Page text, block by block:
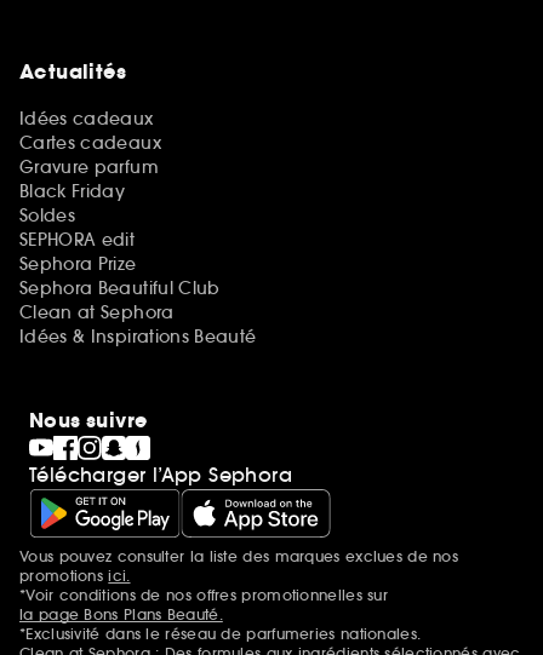
Actualités
Idées cadeaux
Cartes cadeaux
Gravure parfum
Black Friday
Soldes
SEPHORA edit
Sephora Prize
Sephora Beautiful Club
Clean at Sephora
Idées & Inspirations Beauté
Nous suivre
Télécharger l’App Sephora
Mentions additionnelles
Vous pouvez consulter la liste des marques exclues de nos
promotionsici.
*Voir conditions de nos offres promotionnelles sur
la page Bons Plans Beauté.
*Exclusivité dans le réseau de parfumeries nationales.